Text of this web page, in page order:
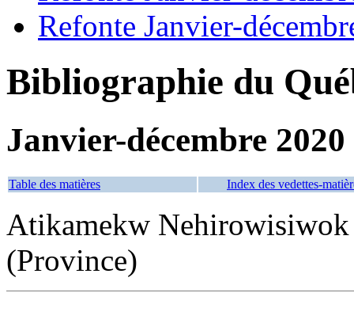
Refonte Janvier-
Bibliographie du
Janvier-décembre 2020
Table des matières Index des vedettes-
Atikamekw
(Province)